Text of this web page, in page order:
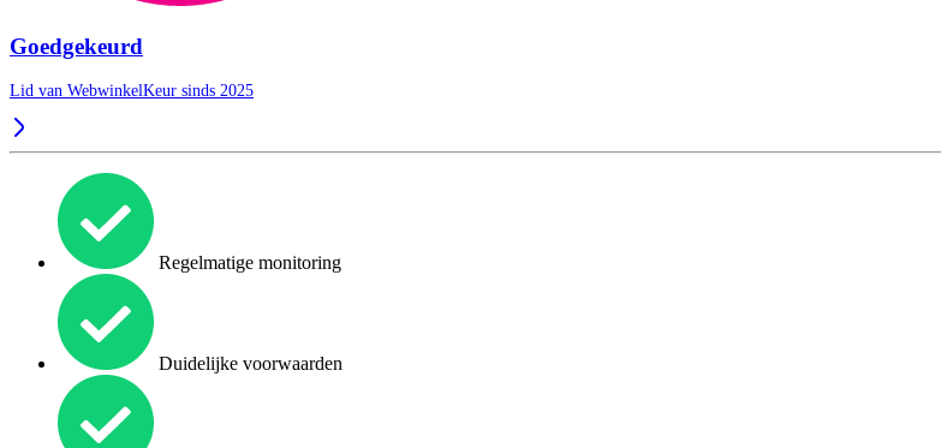
Goedgekeurd
Lid van WebwinkelKeur sinds 2025
Regelmatige monitoring
Duidelijke voorwaarden